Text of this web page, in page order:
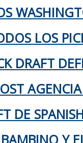
LOS
DRAFT
DE
Y